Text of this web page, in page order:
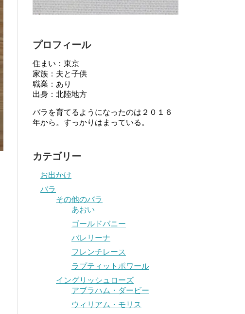
プロフィール
住まい：東京
家族：夫と子供
職業：あり
出身：北陸地方
バラを育てるようになったのは２０１６
年から。すっかりはまっている。
カテゴリー
お出かけ
バラ
その他のバラ
あおい
ゴールドバニー
バレリーナ
フレンチレース
ラプティットポワール
イングリッシュローズ
アブラハム・ダービー
ウィリアム・モリス